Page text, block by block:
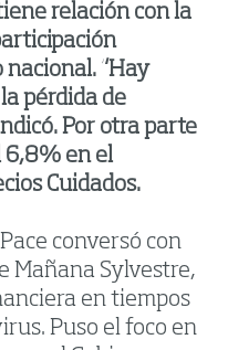
relación con la
nacional. “Hay
pérdida de
Por otra parte
6,8% en el
Cuidados.
conversó con
Mañana Sylvestre,
en tiempos
Puso el foco en